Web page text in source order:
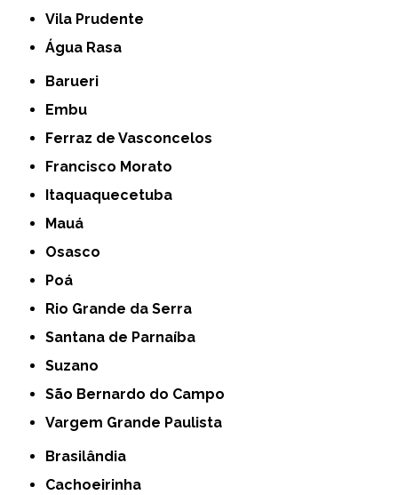
Vila Prudente
Água Rasa
Barueri
Embu
Ferraz de Vasconcelos
Francisco Morato
Itaquaquecetuba
Mauá
Osasco
Poá
Rio Grande da Serra
Santana de Parnaíba
Suzano
São Bernardo do Campo
Vargem Grande Paulista
Brasilândia
Cachoeirinha